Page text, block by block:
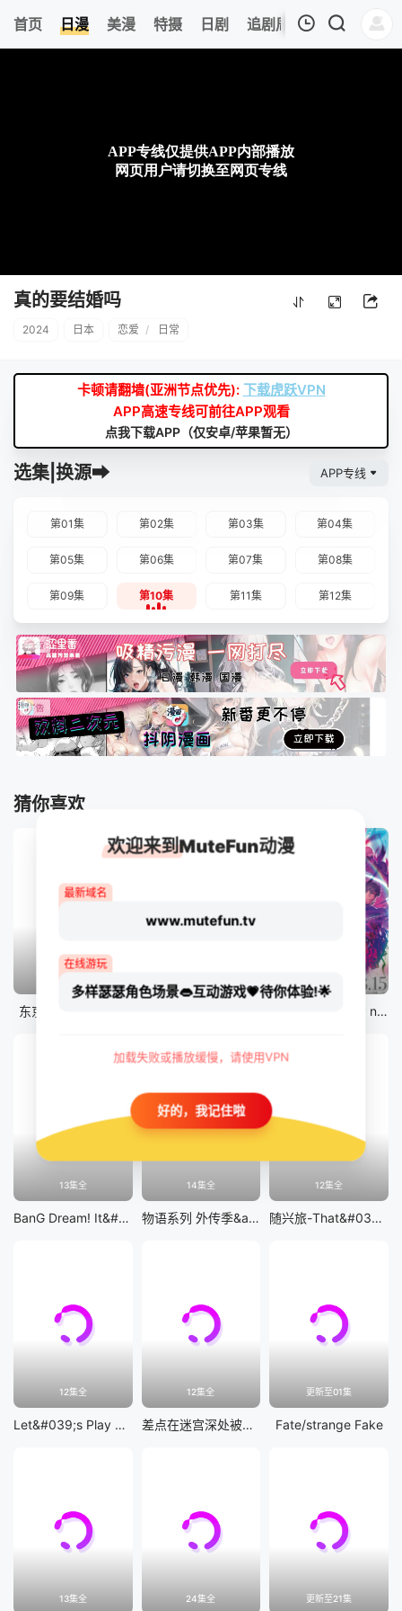
首页 日漫 美漫 特摄 日剧 追剧周表 今日更新
真的要结婚吗
2024 日本 恋爱 / 日常
卡顿请翻墙(亚洲节点优先): 下载虎跃VPN
APP高速专线可前往APP观看
点我下载APP（仅安卓/苹果暂无）
选集|换源➡ APP专线
第01集 第02集 第03集 第04集
第05集 第06集 第07集 第08集
第09集 第10集 第11集 第12集
猜你喜欢
12集全
东京猫猫 NEW～♡ 剧场版 Fate/stay night [Heaven&#039;s Feel] III.spring song
13集全
BanG Dream! It&#039;s MyGO!!!!!
14集全
物语系列 外传季&amp;怪物季
12集全
随兴旅-That&#039;s Journey-
12集全
Let&#039;s Play 充满挑战的人生
12集全
差点在迷宫深处被信任的伙伴杀掉，但靠着天赐技能「无限扭蛋」获得等级9999的伙伴，我要向前队友和世界展开复仇&amp;「给他们好看！」
更新至01集
Fate/strange Fake
13集全 24集全 更新至21集
欢迎来到MuteFun动漫
最新域名
www.mutefun.tv
在线游玩
多样瑟瑟角色场景👄互动游戏💗待你体验!🌟
加载失败或播放缓慢，请使用VPN
好的，我记住啦